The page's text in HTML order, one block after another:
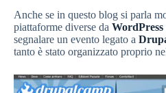
Anche se in questo blog si parla
piattaforme diverse da WordPress
segnalare un evento legato a
tanto è stato organizzato proprio